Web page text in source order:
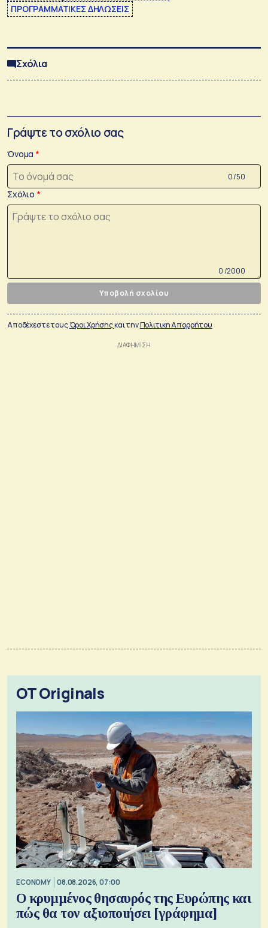
ΠΡΟΓΡΑΜΜΑΤΙΚΕΣ ΔΗΛΩΣΕΙΣ
Σχόλια
Γράψτε το σχόλιο σας
Όνομα
0 /50
Σχόλιο
0 /2000
Υποβολή σχολίου
Αποδέχεστε τουςΌροι Χρήσηςκαι τηνΠολιτικη Απορρήτου
OT Originals
ECONOMY 08.08.2026, 07:00
Ο κρυμμένος θησαυρός της Ευρώπης και
πώς θα τον αξιοποιήσει [γράφημα]